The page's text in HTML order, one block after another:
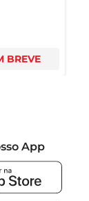
BREVE
App